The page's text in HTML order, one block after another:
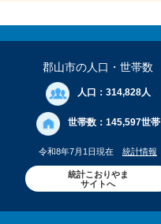
郡山市の人口 ・世帯数
人口： 314,828人
世帯数： 145,597世帯
令和8年7月1日現在 統計情報
統計こおりやま
サイトへ